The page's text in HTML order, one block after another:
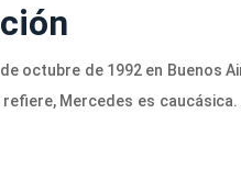
octubre de 1992 en Buenos
Mercedes es caucásica.